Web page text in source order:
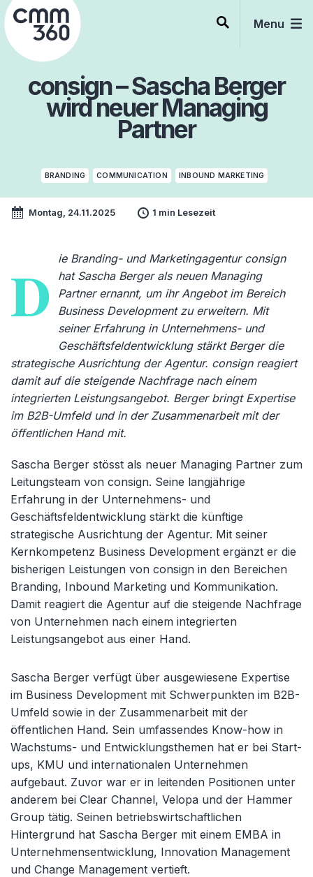
Skip
to
content
Menu
consign – Sascha Berger
wird neuer Managing
Partner
BRANDING COMMUNICATION INBOUND MARKETING
Montag, 24.11.2025 1 min Lesezeit
D
ie Branding- und Marketingagentur consign
hat Sascha Berger als neuen Managing
Partner ernannt, um ihr Angebot im Bereich
Business Development zu erweitern. Mit
seiner Erfahrung in Unternehmens- und
Geschäftsfeldentwicklung stärkt Berger die
strategische Ausrichtung der Agentur. consign reagiert
damit auf die steigende Nachfrage nach einem
integrierten Leistungsangebot. Berger bringt Expertise
im B2B-Umfeld und in der Zusammenarbeit mit der
öffentlichen Hand mit.
Sascha Berger stösst als neuer Managing Partner zum
Leitungsteam von consign. Seine langjährige
Erfahrung in der Unternehmens- und
Geschäftsfeldentwicklung stärkt die künftige
strategische Ausrichtung der Agentur. Mit seiner
Kernkompetenz Business Development ergänzt er die
bisherigen Leistungen von consign in den Bereichen
Branding, Inbound Marketing und Kommunikation.
Damit reagiert die Agentur auf die steigende Nachfrage
von Unternehmen nach einem integrierten
Leistungsangebot aus einer Hand.
Sascha Berger verfügt über ausgewiesene Expertise
im Business Development mit Schwerpunkten im B2B-
Umfeld sowie in der Zusammenarbeit mit der
öffentlichen Hand. Sein umfassendes Know-how in
Wachstums- und Entwicklungsthemen hat er bei Start-
ups, KMU und internationalen Unternehmen
aufgebaut. Zuvor war er in leitenden Positionen unter
anderem bei Clear Channel, Velopa und der Hammer
Group tätig. Seinen betriebswirtschaftlichen
Hintergrund hat Sascha Berger mit einem EMBA in
Unternehmensentwicklung, Innovation Management
und Change Management vertieft.